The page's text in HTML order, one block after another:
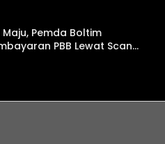
Pemda Boltim
PBB Lewat Scan